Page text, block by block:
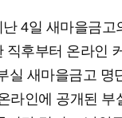
4일 새마을금고
직후부터 온라인
실 새마을금고 명
라인에 공개된 부